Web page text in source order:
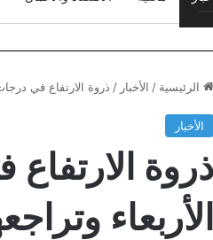
الرئيسية / الأخبار / ذروة الارتفاع في
الأخبار
ذروة
الأربعاء